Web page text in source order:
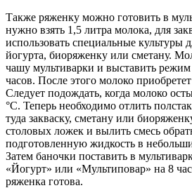
Также ряженку можно готовить в
нужно взять 1,5 литра молока, для
использовать специальные культуры
йогурта, биоряженку или сметану.
чашу мультиварки и выставить
часов. После этого молоко
Следует подождать, когда молоко
°C. Теперь необходимо отлить
туда закваску, сметану или
столовых ложек и вылить смесь
подготовленную жидкость в
Затем баночки поставить в
«Йогурт» или «Мультиповар» на 8
ряженка готова.